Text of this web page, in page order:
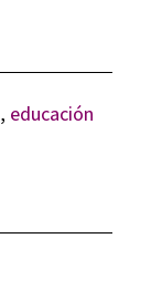
, educación